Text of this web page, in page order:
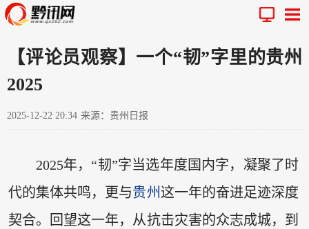
【评论员观察】一个“韧”字里的贵州
2025
2025-12-22 20:34 来源：贵州日报
2025年，“韧”字当选年度国内字，凝聚了时
代的集体共鸣，更与贵州 这一年的奋进足迹深度
契合。回望这一年，从抗击灾害的众志成城，到